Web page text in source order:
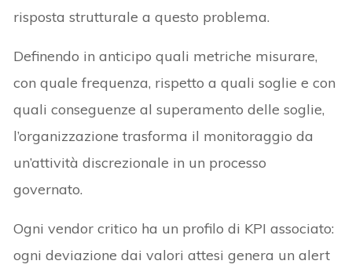
risposta strutturale a questo problema.
Definendo in anticipo quali metriche misurare,
con quale frequenza, rispetto a quali soglie e con
quali conseguenze al superamento delle soglie,
l’organizzazione trasforma il monitoraggio da
un’attività discrezionale in un processo
governato.
Ogni vendor critico ha un profilo di KPI associato:
ogni deviazione dai valori attesi genera un alert